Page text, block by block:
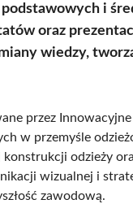
i
oraz
wiedzy,
przez
w przemyśle
odzieży
wizualnej i
zawodową.